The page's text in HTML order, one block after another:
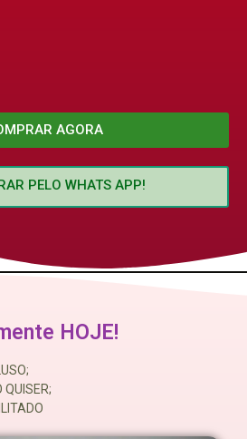
AGORA
PELO WHATS APP!
HOJE!